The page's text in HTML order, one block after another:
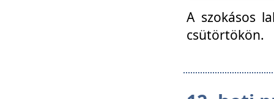
A szokásos
csütörtökön.